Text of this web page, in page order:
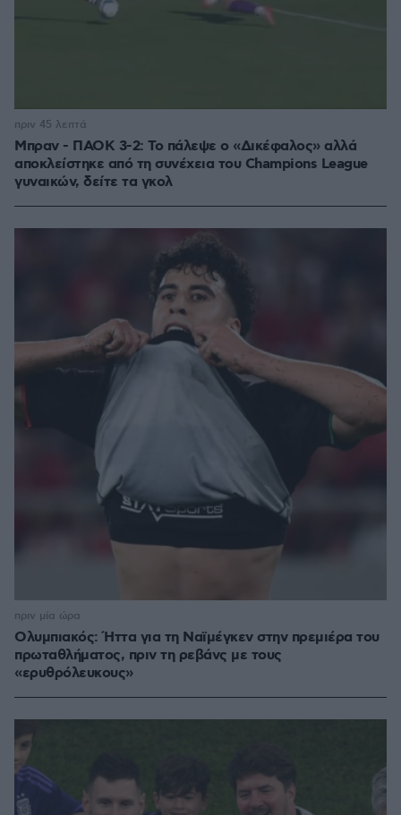
Μπραν - ΠΑΟΚ 3-2: Το πάλεψε ο «Δικέφαλος» αλλά
αποκλείστηκε από τη συνέχεια του Champions League
γυναικών, δείτε τα γκολ
πριν 45 λεπτά
Ολυμπιακός: Ήττα για τη Ναϊμέγκεν στην πρεμιέρα του
πρωταθλήματος, πριν τη ρεβάνς με τους
«ερυθρόλευκους»
πριν μία ώρα